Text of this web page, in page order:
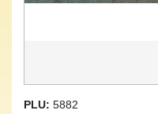
PLU: 5882